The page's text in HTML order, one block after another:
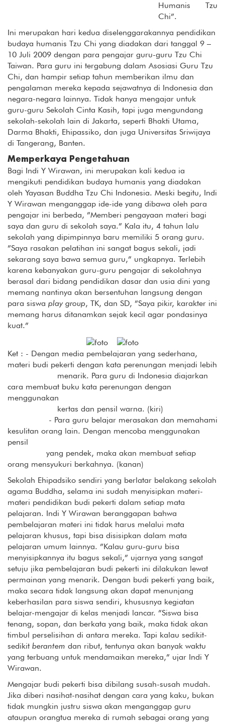
Humanis Tzu
Chi”.
Ini merupakan hari kedua diselenggarakannya pendidikan
budaya humanis Tzu Chi yang diadakan dari tanggal 9 –
10 Juli 2009 dengan para pengajar guru-guru Tzu Chi
Taiwan. Para guru ini tergabung dalam Asosiasi Guru Tzu
Chi, dan hampir setiap tahun memberikan ilmu dan
pengalaman mereka kepada sejawatnya di Indonesia dan
negara-negara lainnya. Tidak hanya mengajar untuk
guru-guru Sekolah Cinta Kasih, tapi juga mengundang
sekolah-sekolah lain di Jakarta, seperti Bhakti Utama,
Darma Bhakti, Ehipassiko, dan juga Universitas Sriwijaya
di Tangerang, Banten.
Memperkaya Pengetahuan
Bagi Indi Y Wirawan, ini merupakan kali kedua ia
mengikuti pendidikan budaya humanis yang diadakan
oleh Yayasan Buddha Tzu Chi Indonesia. Meski begitu, Indi
Y Wirawan menganggap ide-ide yang dibawa oleh para
pengajar ini berbeda, ”Memberi pengayaan materi bagi
saya dan guru di sekolah saya.” Kala itu, 4 tahun lalu
sekolah yang dipimpinnya baru memiliki 5 orang guru.
”Saya rasakan pelatihan ini sangat bagus sekali, jadi
sekarang saya bawa semua guru,” ungkapnya. Terlebih
karena kebanyakan guru-guru pengajar di sekolahnya
berasal dari bidang pendidikan dasar dan usia dini yang
memang nantinya akan bersentuhan langsung dengan
para siswa play group, TK, dan SD, ”Saya pikir, karakter ini
memang harus ditanamkan sejak kecil agar pondasinya
kuat.”
Ket : - Dengan media pembelajaran yang sederhana,
materi budi pekerti dengan kata perenungan menjadi lebih
menarik. Para guru di Indonesia diajarkan
cara membuat buku kata perenungan dengan
menggunakan
kertas dan pensil warna. (kiri)
- Para guru belajar merasakan dan memahami
kesulitan orang lain. Dengan mencoba menggunakan
pensil
yang pendek, maka akan membuat setiap
orang mensyukuri berkahnya. (kanan)
Sekolah Ehipadsiko sendiri yang berlatar belakang sekolah
agama Buddha, selama ini sudah menyisipkan materi-
materi pendidikan budi pekerti dalam setiap mata
pelajaran. Indi Y Wirawan beranggapan bahwa
pembelajaran materi ini tidak harus melalui mata
pelajaran khusus, tapi bisa disisipkan dalam mata
pelajaran umum lainnya. ”Kalau guru-guru bisa
menyisipkannya itu bagus sekali,” ujarnya yang sangat
setuju jika pembelajaran budi pekerti ini dilakukan lewat
permainan yang menarik. Dengan budi pekerti yang baik,
maka secara tidak langsung akan dapat menunjang
keberhasilan para siswa sendiri, khususnya kegiatan
belajar-mengajar di kelas menjadi lancar. ”Siswa bisa
tenang, sopan, dan berkata yang baik, maka tidak akan
timbul perselisihan di antara mereka. Tapi kalau sedikit-
sedikit berantem dan ribut, tentunya akan banyak waktu
yang terbuang untuk mendamaikan mereka,” ujar Indi Y
Wirawan.
Mengajar budi pekerti bisa dibilang susah-susah mudah.
Jika diberi nasihat-nasihat dengan cara yang kaku, bukan
tidak mungkin justru siswa akan menganggap guru
ataupun orangtua mereka di rumah sebagai orang yang